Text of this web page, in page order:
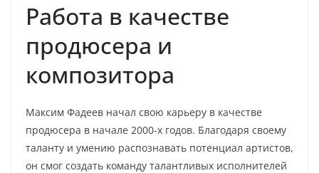
Работа в качестве
продюсера и
композитора
Максим Фадеев начал свою карьеру в качестве
продюсера в начале 2000-х годов. Благодаря своему
таланту и умению распознавать потенциал артистов,
он смог создать команду талантливых исполнителей